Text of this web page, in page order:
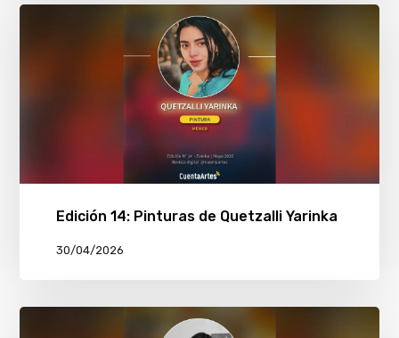
Edición 14: Pinturas de Quetzalli Yarinka
30/04/2026